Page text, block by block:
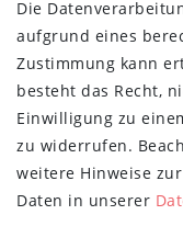
Über uns
Retoure
Versand- und
NEWSLETTER
E-MAIL **
Newsletter
Honig
Die
aufgrund eines
Zustimmung kann
besteht das Recht,
Einwilligung zu
zu widerrufen.
weitere Hinweise
Daten in unserer